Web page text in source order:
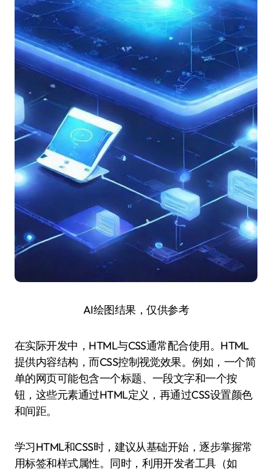
AI绘图结果，仅供参考
在实际开发中，HTML与CSS通常配合使用。HTML
提供内容结构，而CSS控制视觉效果。例如，一个简
单的网页可能包含一个标题、一段文字和一个按
钮，这些元素通过HTML定义，再通过CSS设置颜色
和间距。
学习HTML和CSS时，建议从基础开始，逐步掌握常
用标签和样式属性。同时，利用开发者工具（如